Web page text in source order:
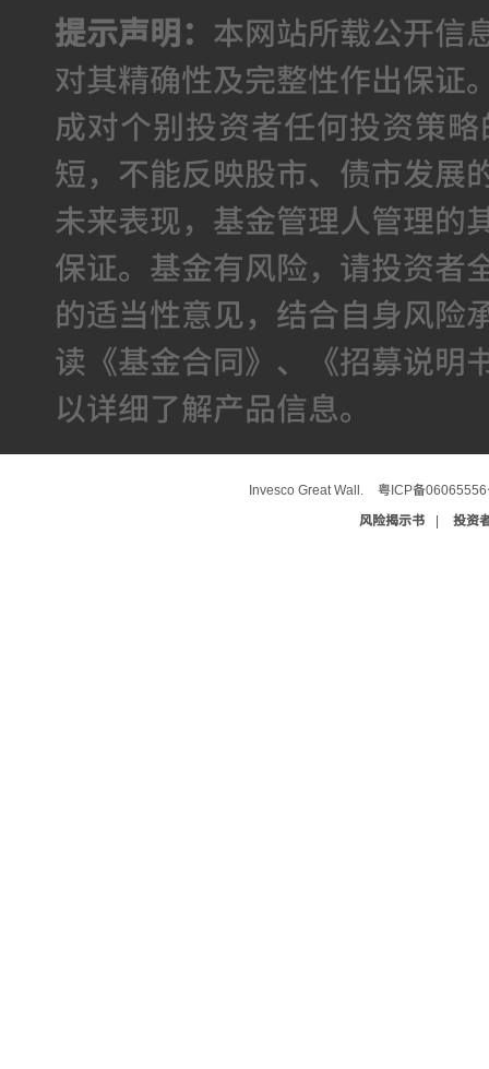
提示声明： 本网站所载公开信
对其精确性及完整性作出保证
成对个别投资者任何投资策
短，不能反映股市、债市发展
未来表现，基金管理人管理的
保证。基金有风险，请投资者
的适当性意见，结合自身风险
读《基金合同》、《招募说明
以详细了解产品信息。
Invesco Great Wall.
粤ICP备
风险揭示书
投资